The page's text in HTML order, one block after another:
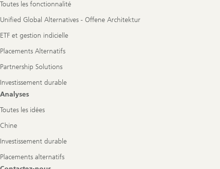
Toutes les fonctionnalité
Unified Global Alternatives - Offene Architektur
ETF et gestion indicielle
Placements Alternatifs
Partnership Solutions
Investissement durable
Analyses
Toutes les idées
Chine
Investissement durable
Placements alternatifs